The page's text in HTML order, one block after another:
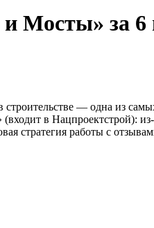
Мосты» за 6
— одна из
в Нацпроектстрой):
стратегия работы с